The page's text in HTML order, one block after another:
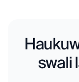
swali